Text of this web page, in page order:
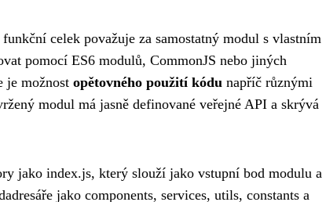
celek považuje za samostatný modul s vlastním
pomocí ES6 modulů, CommonJS nebo jiných
je možnost opětovného použití kódu napříč různými
modul má jasně definované veřejné API a skrývá
jako index.js, který slouží jako vstupní bod modulu a
jako components, services, utils, constants a